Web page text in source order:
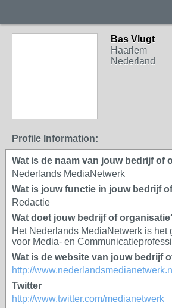
Bas Vlugt
Haarlem
Nederland
Profile Information:
Wat is de naam van jouw bedrijf of
Nederlands MediaNetwerk
Wat is jouw functie in jouw bedrijf
Redactie
Wat doet jouw bedrijf of
Het Nederlands MediaNetwerk is het
voor Media- en
Wat is de website van jouw bedrijf
http://www.nederlandsmedianetwerk.nl
Twitter
http://www.twitter.com/medianetwerk